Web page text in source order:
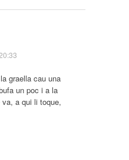
graella cau una
un poc i a la
a qui li toque,